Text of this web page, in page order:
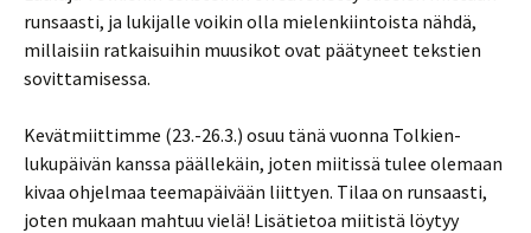
runsaasti, ja lukijalle voikin olla mielenkiintoista nähdä,
millaisiin ratkaisuihin muusikot ovat päätyneet tekstien
sovittamisessa.
Kevätmiittimme (23.-26.3.) osuu tänä vuonna Tolkien-
lukupäivän kanssa päällekäin, joten miitissä tulee olemaan
kivaa ohjelmaa teemapäivään liittyen. Tilaa on runsaasti,
joten mukaan mahtuu vielä! Lisätietoa miitistä löytyy